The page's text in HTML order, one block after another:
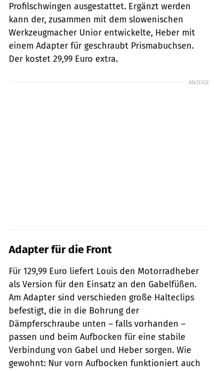
Profilschwingen ausgestattet. Ergänzt werden
kann der, zusammen mit dem slowenischen
Werkzeugmacher Unior entwickelte, Heber mit
einem Adapter für geschraubt Prismabuchsen.
Der kostet 29,99 Euro extra.
ANZEIGE
Adapter für die Front
Für 129,99 Euro liefert Louis den Motorradheber
als Version für den Einsatz an den Gabelfüßen.
Am Adapter sind verschieden große Halteclips
befestigt, die in die Bohrung der
Dämpferschraube unten – falls vorhanden –
passen und beim Aufbocken für eine stabile
Verbindung von Gabel und Heber sorgen. Wie
gewohnt: Nur vorn Aufbocken funktioniert auch